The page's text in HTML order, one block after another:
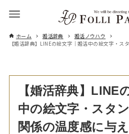
ホーム 婚活辞典
婚活ノウハウ
【婚活辞典】LINE
中の絵文字・スタ
関係の温度感に与